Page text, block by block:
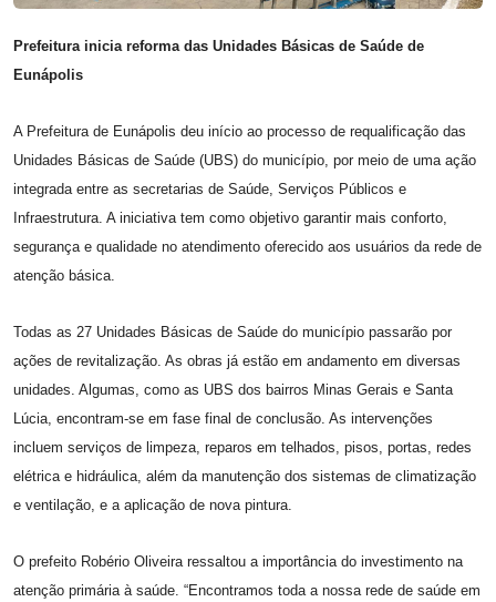
Prefeitura inicia reforma das Unidades Básicas de Saúde de
Eunápolis
A Prefeitura de Eunápolis deu início ao processo de requalificação das
Unidades Básicas de Saúde (UBS) do município, por meio de uma ação
integrada entre as secretarias de Saúde, Serviços Públicos e
Infraestrutura. A iniciativa tem como objetivo garantir mais conforto,
segurança e qualidade no atendimento oferecido aos usuários da rede de
atenção básica.
Todas as 27 Unidades Básicas de Saúde do município passarão por
ações de revitalização. As obras já estão em andamento em diversas
unidades. Algumas, como as UBS dos bairros Minas Gerais e Santa
Lúcia, encontram-se em fase final de conclusão. As intervenções
incluem serviços de limpeza, reparos em telhados, pisos, portas, redes
elétrica e hidráulica, além da manutenção dos sistemas de climatização
e ventilação, e a aplicação de nova pintura.
O prefeito Robério Oliveira ressaltou a importância do investimento na
atenção primária à saúde. “Encontramos toda a nossa rede de saúde em